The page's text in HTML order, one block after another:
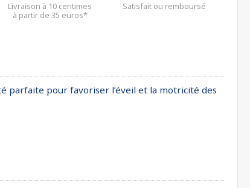
Livraison à 10 centimes
à partir de 35 euros*
Satisfait ou remboursé
parfaite pour favoriser l’éveil et la motricité des